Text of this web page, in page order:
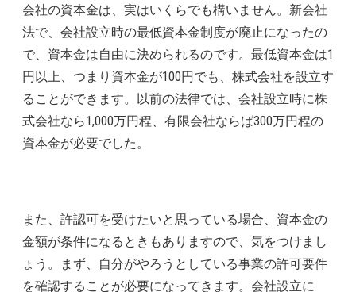
会社の資本金は、実はいくらでも構いません。新会社
法で、会社設立時の最低資本金制度が廃止になったの
で、資本金は自由に決められるのです。最低資本金は1
円以上、つまり資本金が100円でも、株式会社を設立す
ることができます。以前の法律では、会社設立時に株
式会社なら1,000万円程、有限会社ならば300万円程の
資本金が必要でした。
また、許認可を受けたいと思っている場合、資本金の
金額が条件になるときもありますので、気をつけまし
ょう。まず、自分がやろうとしている事業の許可要件
を確認することが必要になってきます。会社設立に